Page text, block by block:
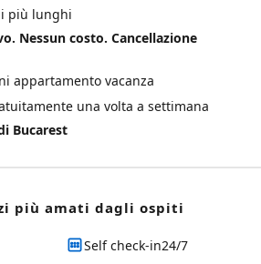
più lunghi
Nessun costo. Cancellazione
appartamento vacanza
una volta a settimana
Bucarest
più amati dagli ospiti
Self check-in24/7